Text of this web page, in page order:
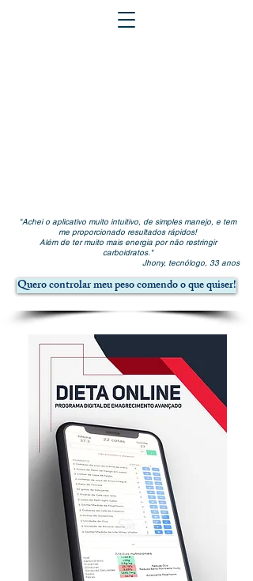
"Achei o aplicativo muito intuitivo, de simples manejo, e tem
me proporcionado resultados rápidos!
Além de ter muito mais energia por não restringir
carboidratos."
Jhony, tecnólogo, 33 anos
Quero controlar meu peso comendo o que quiser!